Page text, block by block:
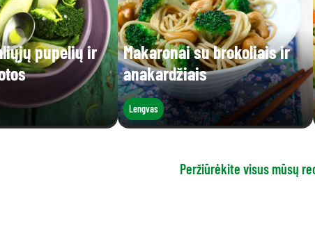
pupelių ir
Makaronai su brokoliais ir
anakardžiais
Lengvas
Peržiūrėkite visus mūsų